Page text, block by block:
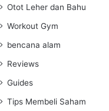
Otot Leher dan Bahu
Workout Gym
bencana alam
Reviews
Guides
Tips Membeli Saham